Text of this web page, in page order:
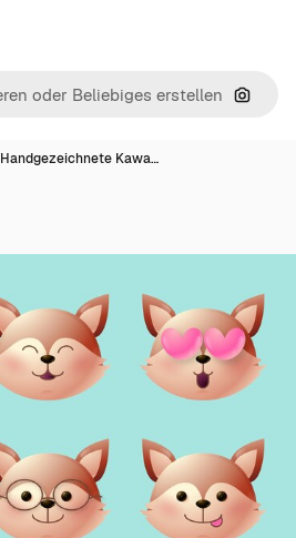
Nach
Handgezeichnete Kawa…